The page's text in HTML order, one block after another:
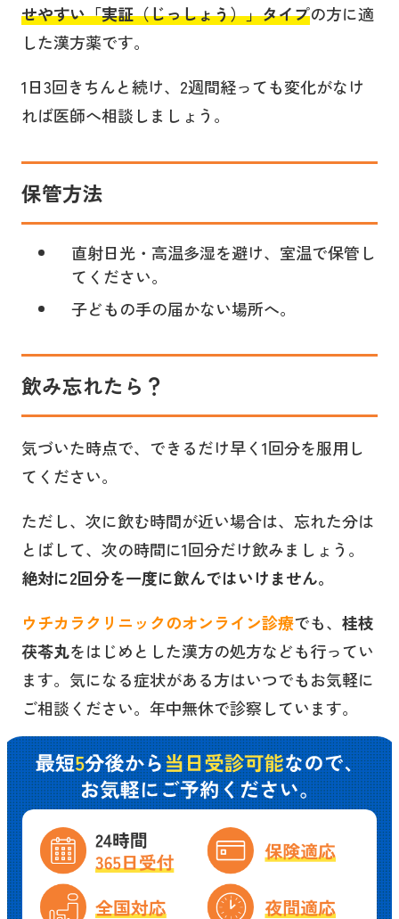
せやすい「実証（じっしょう）」タイプの方に適
した漢方薬です。
1日3回きちんと続け、2週間経っても変化がなけ
れば医師へ相談しましょう。
保管方法
直射日光・高温多湿を避け、室温で保管し
てください。
子どもの手の届かない場所へ。
飲み忘れたら？
気づいた時点で、できるだけ早く1回分を服用し
てください。
ただし、次に飲む時間が近い場合は、忘れた分は
とばして、次の時間に1回分だけ飲みましょう。
絶対に2回分を一度に飲んではいけません。
ウチカラクリニックのオンライン診療でも、 桂枝
茯苓丸をはじめとした漢方の処方なども行ってい
ます。気になる症状がある方はいつでもお気軽に
ご相談ください。年中無休で診察しています。